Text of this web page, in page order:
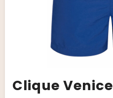
Clique Venice